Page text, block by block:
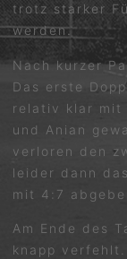
trotz starker
werden.
Nach kurzer
Das erste
relativ klar mit
und Anian
verloren den
leider dann
mit 4:7
Am Ende des
knapp verfehlt.